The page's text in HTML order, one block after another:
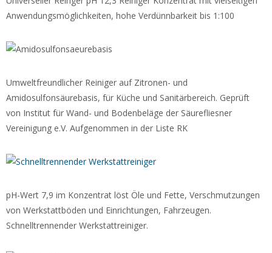
Anwendungsmöglichkeiten, hohe Verdünnbarkeit bis 1:100
Umweltfreundlicher Reiniger auf Zitronen- und
Amidosulfonsäurebasis, für Küche und Sanitärbereich. Geprüft
von Institut für Wand- und Bodenbeläge der Säurefliesner
Vereinigung e.V. Aufgenommen in der Liste RK
pH-Wert 7,9 im Konzentrat löst Öle und Fette, Verschmutzungen
von Werkstattböden und Einrichtungen, Fahrzeugen.
Schnelltrennender Werkstattreiniger.